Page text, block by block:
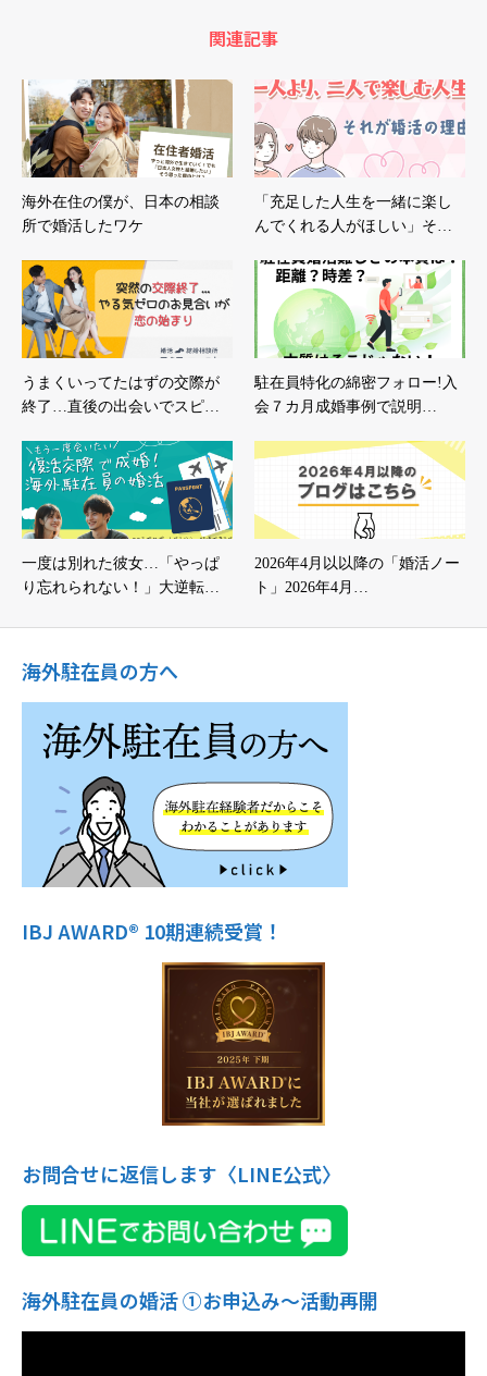
関連記事
海外在住の僕が、日本の相談
所で婚活したワケ
「充足した人生を一緒に楽し
んでくれる人がほしい」そ…
うまくいってたはずの交際が
終了…直後の出会いでスピ…
駐在員特化の綿密フォロー!入
会７カ月成婚事例で説明…
一度は別れた彼女…「やっぱ
り忘れられない！」大逆転…
2026年4月以以降の「婚活ノー
ト」2026年4月…
海外駐在員の方へ
IBJ AWARD® 10期連続受賞！
お問合せに返信します〈LINE公式〉
海外駐在員の婚活 ①お申込み〜活動再開
動